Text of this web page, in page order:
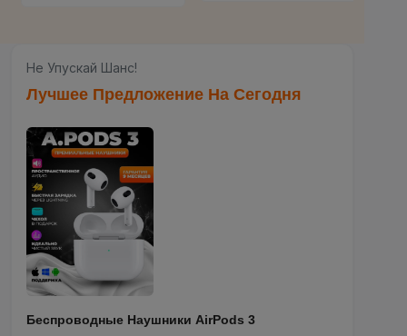
Не Упускай Шанс!
Лучшее Предложение На Сегодня
Беспроводные Наушники AirPods 3